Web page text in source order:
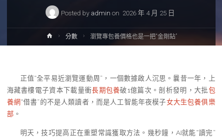
Posted by admin on 2026 年 4 月 25 日
Home分數 瀏覽專包養價格也是一把“金剛鉆”
正值“全平易近瀏覽運動周”，一個數據啟人沉思。曩昔一年，上
海藏書樓電子資本下載量衝長期包養破1億篇次。剖析發明，大批包
養網“借書”的不是人類讀者，而是人工智能年夜模子女大生包養俱樂
部 。
明天，技巧提高正在重塑常識獲取方法。幾秒鐘，AI就能“讀完”